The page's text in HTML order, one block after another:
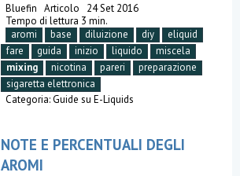
Bluefin Articolo
24 Set 2016
Tempo di lettura 3 min.
aromi
base diluizione diy
eliquid
fare
guida inizio liquido
miscela
mixing
nicotina pareri
preparazione
sigaretta elettronica
Categoria:Guide su E-Liquids
NOTE E PERCENTUALI DEGLI
AROMI